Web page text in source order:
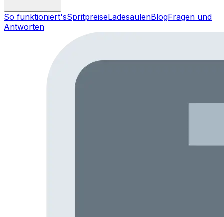
So funktioniert'sSpritpreiseLadesäulenBlogFragen und
Antworten